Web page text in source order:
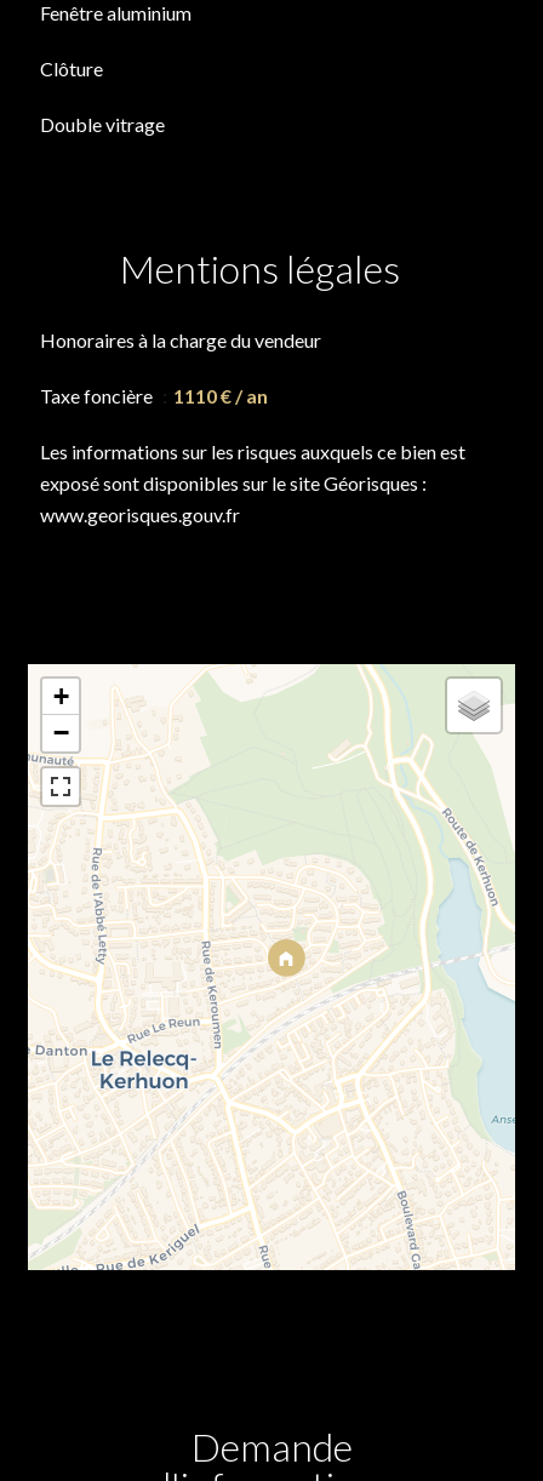
Fenêtre aluminium
Clôture
Double vitrage
Mentions légales
Honoraires à la charge du vendeur
Taxe foncière 1110 € / an
Les informations sur les risques auxquels ce bien est
exposé sont disponibles sur le site Géorisques :
www.georisques.gouv.fr
+
−
Demande